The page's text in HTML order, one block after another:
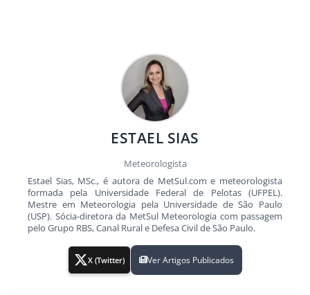
ESTAEL SIAS
Meteorologista
Estael Sias, MSc., é autora de MetSul.com e meteorologista
formada pela Universidade Federal de Pelotas (UFPEL).
Mestre em Meteorologia pela Universidade de São Paulo
(USP). Sócia-diretora da MetSul Meteorologia com passagem
pelo Grupo RBS, Canal Rural e Defesa Civil de São Paulo.
X (Twitter) Ver Artigos Publicados